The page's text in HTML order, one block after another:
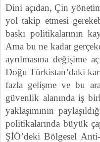
Dini açıdan, Çin
yol takip etmesi
baskı politikalarının
Ama bu ne kadar
ayrılmasına değişime
Doğu Türkistan’daki
fazla gelişme ve bu
güvenlik alanında iş
yaklaşımının
politikalarında büyük
ŞİÖ’deki Bölgesel